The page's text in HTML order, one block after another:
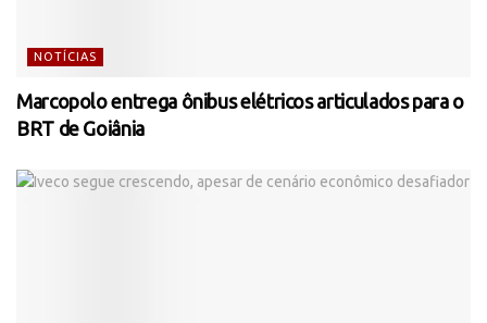
NOTÍCIAS
Marcopolo entrega ônibus elétricos articulados para o
BRT de Goiânia